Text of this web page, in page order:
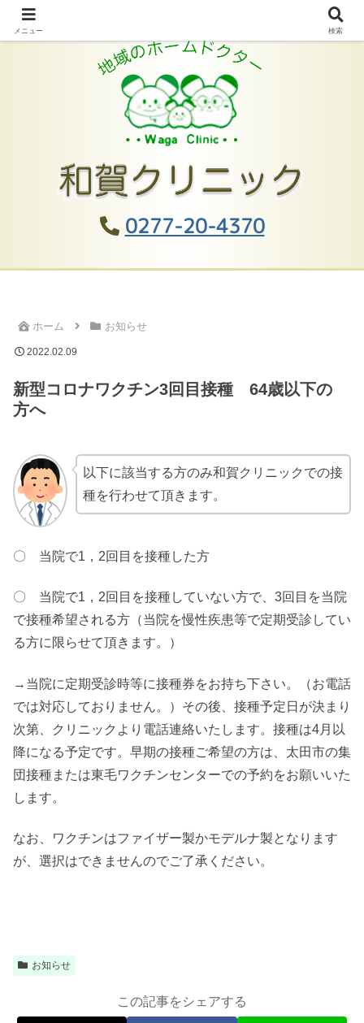
0277-20-4370
ホーム お知らせ
2022.02.09
新型コロナワクチン3回目接種 64歳以下の
方へ
以下に該当する方のみ和賀クリニックでの接
種を行わせて頂きます。
〇 当院で1，2回目を接種した方
〇 当院で1，2回目を接種していない方で、3回目を当院
で接種希望される方（当院を慢性疾患等で定期受診してい
る方に限らせて頂きます。）
→当院に定期受診時等に接種券をお持ち下さい。（お電話
では対応しておりません。）その後、接種予定日が決まり
次第、クリニックより電話連絡いたします。接種は4月以
降になる予定です。早期の接種ご希望の方は、太田市の集
団接種または東毛ワクチンセンターでの予約をお願いいた
します。
なお、ワクチンはファイザー製かモデルナ製となります
が、選択はできませんのでご了承ください。
お知らせ
この記事をシェアする
メニュー 検索